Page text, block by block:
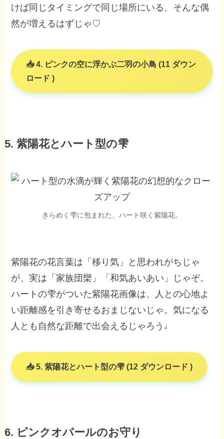
けば同じタイミングで同じ場所にいる、そんな偶
然が増えるはずじゃ♡
4. ピンクの空に浮かぶ二羽の小鳥 (11 ダウン
ロード )
5. 紫陽花とハート型の雫
きらめく雫に包まれた、ハート咲く紫陽花。
紫陽花の花言葉は「移り気」と思われがちじゃ
が、実は「家族団欒」「和気あいあい」じゃぞ。
ハートの雫がついた紫陽花画像は、人との心地よ
い距離感を引き寄せるおまじないじゃ。気になる
人とも自然な距離で出会えるじゃろう♩
5. 紫陽花とハート型の雫 (12 ダウンロード )
6. ピンクオパールのお守り